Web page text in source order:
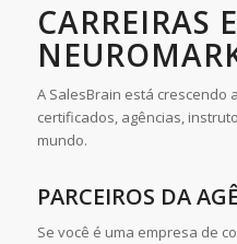
CARREIRAS
A SalesBrain está crescendo
certificados, agências,
mundo.
PARCEIROS DA
Se você é uma empresa de